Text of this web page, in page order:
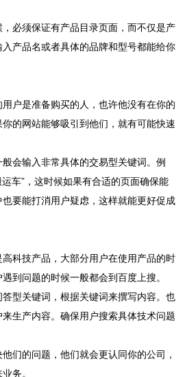
必须保证有产品目录页面，而不仅是产
产品名或者具体的品牌和型号都能给你
户是准备购买的人，也许他没有在你的
的网站能够吸引到他们，就有可能快速
会输入非常具体的交易型关键词。例
车”，这时候如果有合适的页面确保能
要能打消用户疑虑，这样就能更好促成
科技产品，大部分用户在使用产品的时
到问题的时候一般都会到百度上搜。
型关键词，根据关键词来撰写内容。也
生产内容。确保用户搜索具体技术问题
们的问题，他们就会更认同你的公司，
务。